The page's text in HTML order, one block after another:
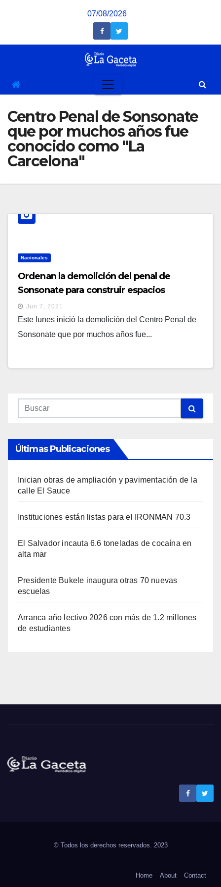
07/08/2026
Centro Penal de Sonsonate
que por muchos años fue
conocido como "La
Carcelona"
Nacionales
Ordenan la demolición del penal de
Sonsonate para construir espacios
culturales
Jun 7, 2021
Este lunes inició la demolición del Centro Penal de
Sonsonate que por muchos años fue...
Últimas Publicaciones
Inician obras de ampliación y pavimentación de la
calle El Sauce
Instituciones están listas para el IRONMAN 70.3
El Salvador incauta 6.6 toneladas de cocaína en
alta mar
Presidente Bukele inaugura otras 70 nuevas
escuelas
Arranca año lectivo 2026 con más de 1.2 millones
de estudiantes
© Todos los derechos reservados. 2023
Home About Contact